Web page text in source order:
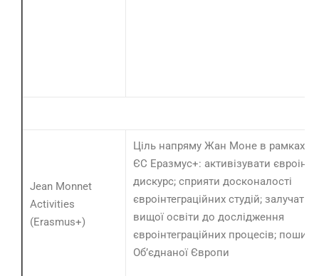
Jean Monnet
Activities
(Erasmus+)
Ціль напряму Жан Моне в рамках
ЄС Еразмус+: активізувати
дискурс; сприяти досконалості
євроінтеграційних студій; залучати
вищої освіти до дослідження
євроінтеграційних процесів;
Об’єднаної Європи